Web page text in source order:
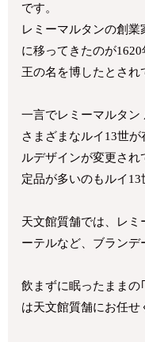
です。
レミーマルタンの創
に移ってきたのが
王の名を博したとされ
一言でレミーマルタン
さまざまなルイ13世
ルデザインが変更さ
定品が多いのもルイ13
天文館質舗では、レ
ーテルなど、ブラン
飲まずに眠ったままの
は天文館質舗にお任せ